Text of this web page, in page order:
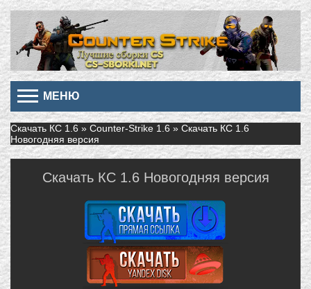
МЕНЮ
Скачать КС 1.6 » Counter-Strike 1.6 » Скачать КС 1.6
Новогодняя версия
Скачать КС 1.6 Новогодняя версия